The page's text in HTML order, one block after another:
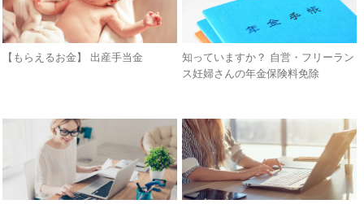
【もらえるお金】 出産手当金
知っていますか？ 自営・フリーラン
ス妊婦さんの年金保険料免除